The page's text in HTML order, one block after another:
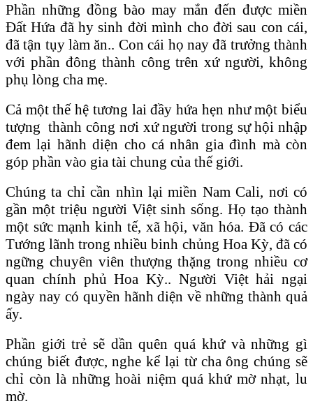
Phần những đồng bào may mắn đến được miền
Đất Hứa đã hy sinh đời mình cho đời sau con cái,
đã tận tụy làm ăn.. Con cái họ nay đã trưởng thành
với phần đông thành công trên xứ người, không
phụ lòng cha mẹ.
Cả một thế hệ tương lai đầy hứa hẹn như một biểu
tượng thành công nơi xứ người trong sự hội nhập
đem lại hãnh diện cho cá nhân gia đình mà còn
góp phần vào gia tài chung của thế giới.
Chúng ta chỉ cần nhìn lại miền Nam Cali, nơi có
gần một triệu người Việt sinh sống. Họ tạo thành
một sức mạnh kinh tế, xã hội, văn hóa. Đã có các
Tướng lãnh trong nhiều binh chủng Hoa Kỳ, đã có
ngững chuyên viên thượng thặng trong nhiều cơ
quan chính phủ Hoa Kỳ.. Người Việt hải ngại
ngày nay có quyền hãnh diện về những thành quả
ấy.
Phần giới trẻ sẽ dần quên quá khứ và những gì
chúng biết được, nghe kể lại từ cha ông chúng sẽ
chỉ còn là những hoài niệm quá khứ mờ nhạt, lu
mờ.